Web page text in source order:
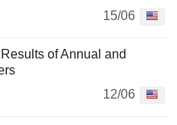
15/06
of Annual and
12/06